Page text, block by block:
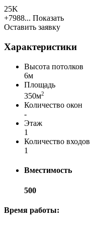
25K
+7988... Показать
Оставить заявку
Характеристики
Высота потолков
6м
Площадь
350м2
Количество окон
-
Этаж
1
Количество входов
1
Вместимость
500
Время работы: